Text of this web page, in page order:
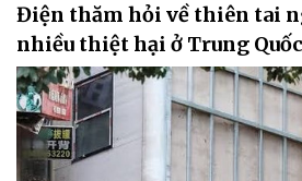
Điện thăm hỏi về thiên tai
nhiều thiệt hại ở Trung Quốc